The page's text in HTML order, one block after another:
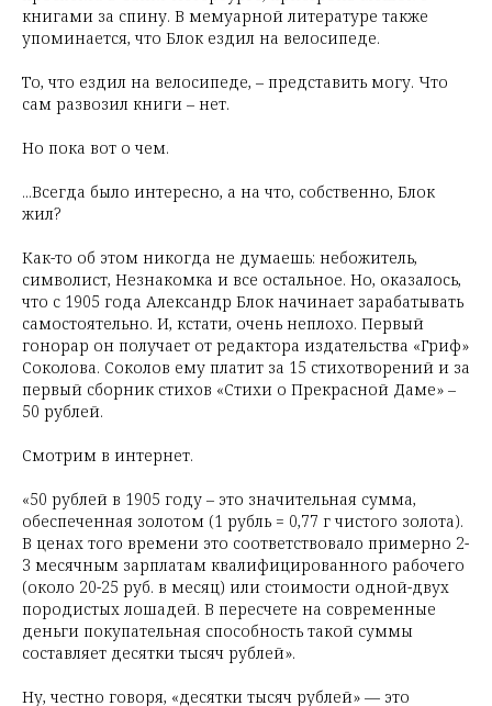
книгами за спину. В мемуарной литературе также
упоминается, что Блок ездил на велосипеде.
То, что ездил на велосипеде, – представить могу. Что
сам развозил книги – нет.
Но пока вот о чем.
...Всегда было интересно, а на что, собственно, Блок
жил?
Как-то об этом никогда не думаешь: небожитель,
символист, Незнакомка и все остальное. Но, оказалось,
что с 1905 года Александр Блок начинает зарабатывать
самостоятельно. И, кстати, очень неплохо. Первый
гонорар он получает от редактора издательства «Гриф»
Соколова. Соколов ему платит за 15 стихотворений и за
первый сборник стихов «Стихи о Прекрасной Даме» –
50 рублей.
Смотрим в интернет.
«50 рублей в 1905 году – это значительная сумма,
обеспеченная золотом (1 рубль = 0,77 г чистого золота).
В ценах того времени это соответствовало примерно 2-
3 месячным зарплатам квалифицированного рабочего
(около 20-25 руб. в месяц) или стоимости одной-двух
породистых лошадей. В пересчете на современные
деньги покупательная способность такой суммы
составляет десятки тысяч рублей».
Ну, честно говоря, «десятки тысяч рублей» — это